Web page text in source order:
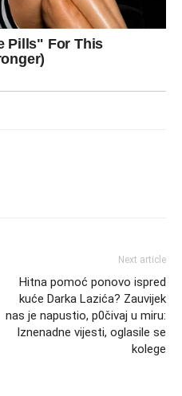
Next article
Hitna pomoć ponovo ispred
kuće Darka Lazića? Zauvijek
nas je napustio, p0čivaj u miru:
Iznenadne vijesti, oglasile se
kolege